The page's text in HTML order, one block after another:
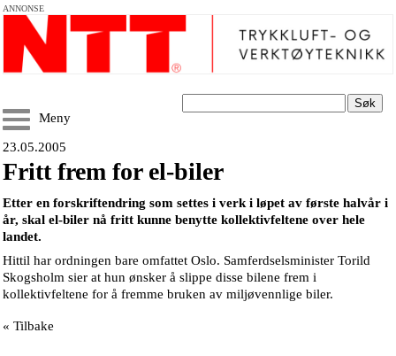
ANNONSE
Søk
Meny
23.05.2005
Fritt frem for el-biler
Etter en forskriftendring som settes i verk i løpet av første halvår i
år, skal el-biler nå fritt kunne benytte kollektivfeltene over hele
landet.
Hittil har ordningen bare omfattet Oslo. Samferdselsminister Torild
Skogsholm sier at hun ønsker å slippe disse bilene frem i
kollektivfeltene for å fremme bruken av miljøvennlige biler.
« Tilbake